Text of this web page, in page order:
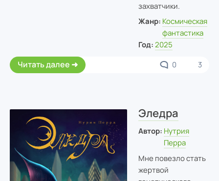
захватчики.
Жанр: Космическая
фантастика
Год: 2025
Читать далее 0 3
Эледра
Автор: Нутрия
Перра
Мне повезло стать
жертвой